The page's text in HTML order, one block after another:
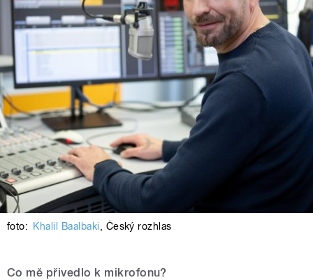
foto: Khalil Baalbaki, Český rozhlas
Co mě přivedlo k mikrofonu?